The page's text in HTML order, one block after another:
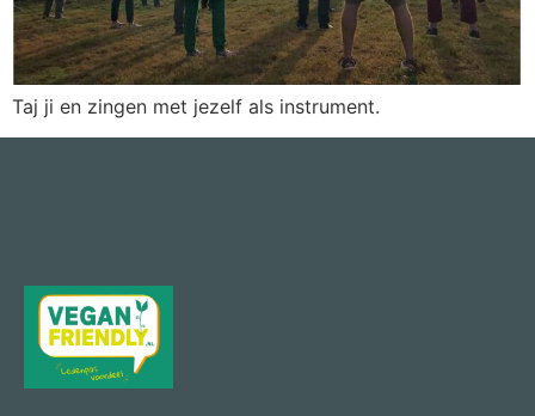
Taj ji en zingen met jezelf als instrument.